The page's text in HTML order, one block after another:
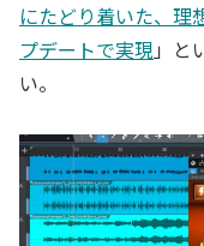
にたどり着いた、理
プデートで実現 」と
い。